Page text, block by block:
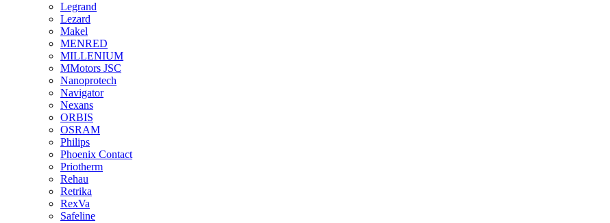
Legrand
Lezard
Makel
MENRED
MILLENIUM
MMotors JSC
Nanoprotech
Navigator
Nexans
ORBIS
OSRAM
Philips
Phoenix Contact
Priotherm
Rehau
Retrika
RexVa
Safeline